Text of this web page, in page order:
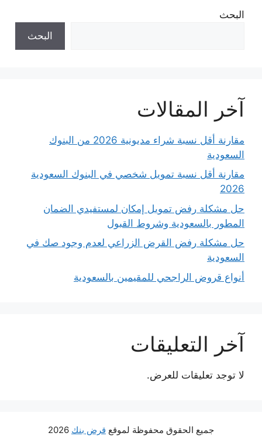
البحث
البحث
آخر المقالات
مقارنة أقل نسبة شراء مديونية 2026 من البنوك
السعودية
مقارنة أقل نسبة تمويل شخصي في البنوك السعودية
2026
حل مشكلة رفض تمويل إمكان لمستفيدي الضمان
المطور بالسعودية وشروط القبول
حل مشكلة رفض القرض الزراعي لعدم وجود صك في
السعودية
أنواع قروض الراجحي للمقيمين بالسعودية
آخر التعليقات
لا توجد تعليقات للعرض.
جميع الحقوق محفوظة لموقع قرض بنك